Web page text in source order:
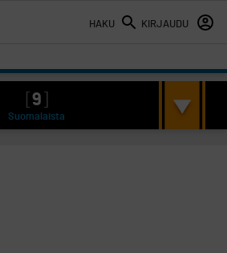
HAKU KIRJAUDU
9
Suomalaista